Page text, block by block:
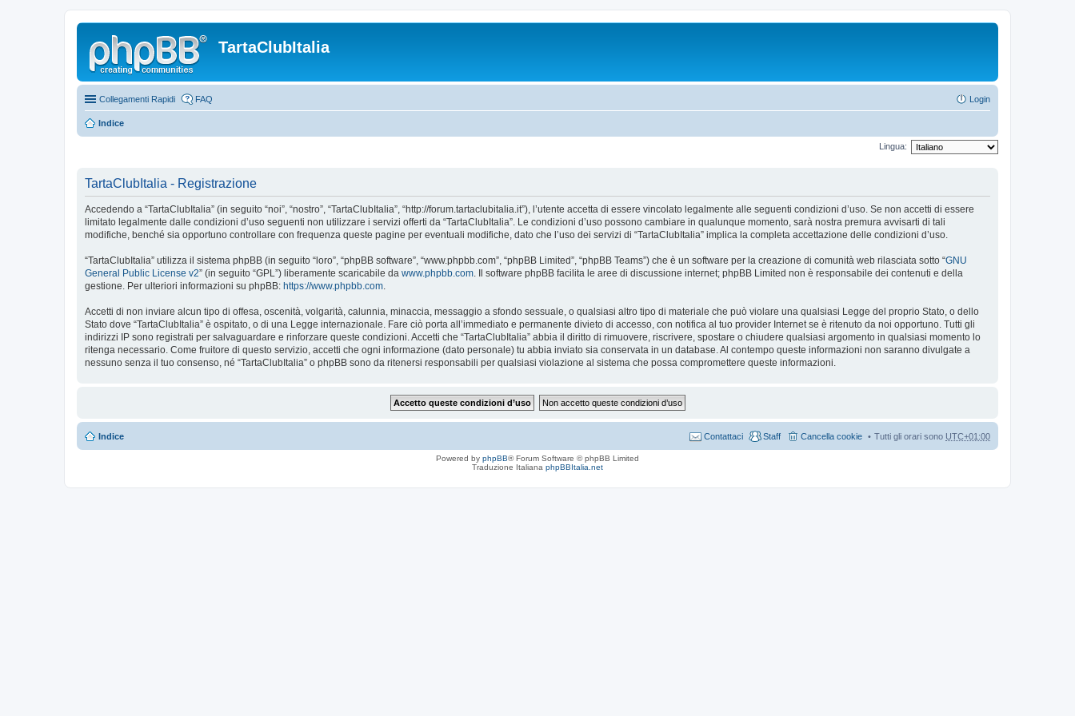
TartaClubItalia
Collegamenti Rapidi FAQ Login
Indice
Lingua:
TartaClubItalia - Registrazione
Accedendo a “TartaClubItalia” (in seguito “noi”, “nostro”, “TartaClubItalia”, “http://forum.tartaclubitalia.it”), l’utente accetta di essere vincolato legalmente alle seguenti condizioni d’uso. Se non accetti di essere
limitato legalmente dalle condizioni d’uso seguenti non utilizzare i servizi offerti da “TartaClubItalia”. Le condizioni d’uso possono cambiare in qualunque momento, sarà nostra premura avvisarti di tali
modifiche, benché sia opportuno controllare con frequenza queste pagine per eventuali modifiche, dato che l’uso dei servizi di “TartaClubItalia” implica la completa accettazione delle condizioni d’uso.
“TartaClubItalia” utilizza il sistema phpBB (in seguito “loro”, “phpBB software”, “www.phpbb.com”, “phpBB Limited”, “phpBB Teams”) che è un software per la creazione di comunità web rilasciata sotto “GNU
General Public License v2” (in seguito “GPL”) liberamente scaricabile da www.phpbb.com . Il software phpBB facilita le aree di discussione internet; phpBB Limited non è responsabile dei contenuti e della
gestione. Per ulteriori informazioni su phpBB: https://www.phpbb.com
Accetti di non inviare alcun tipo di offesa, oscenità, volgarità, calunnia, minaccia, messaggio a sfondo sessuale, o qualsiasi altro tipo di materiale che può violare una qualsiasi Legge del proprio Stato, o dello
Stato dove “TartaClubItalia” è ospitato, o di una Legge internazionale. Fare ciò porta all’immediato e permanente divieto di accesso, con notifica al tuo provider Internet se è ritenuto da noi opportuno. Tutti gli
indirizzi IP sono registrati per salvaguardare e rinforzare queste condizioni. Accetti che “TartaClubItalia” abbia il diritto di rimuovere, riscrivere, spostare o chiudere qualsiasi argomento in qualsiasi momento lo
ritenga necessario. Come fruitore di questo servizio, accetti che ogni informazione (dato personale) tu abbia inviato sia conservata in un database. Al contempo queste informazioni non saranno divulgate a
nessuno senza il tuo consenso, né “TartaClubItalia” o phpBB sono da ritenersi responsabili per qualsiasi violazione al sistema che possa compromettere queste informazioni.
Indice Tutti gli orari sono UTC+01:00
Cancella cookie
Staff
Contattaci
Powered by phpBB® Forum Software © phpBB Limited
Traduzione Italiana phpBBItalia.net